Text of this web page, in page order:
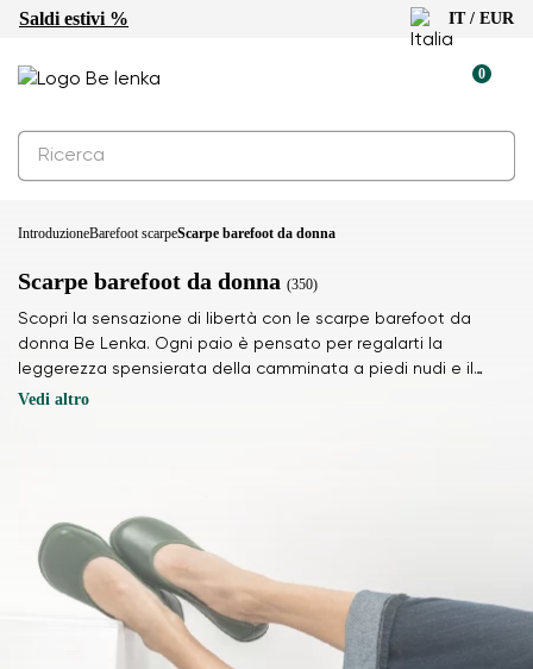
Saldi estivi % IT / EUR
0
IntroduzioneBarefoot scarpeScarpe barefoot da donna
Scarpe barefoot da donna (350)
Scopri la sensazione di libertà con le scarpe barefoot da
donna Be Lenka. Ogni paio è pensato per regalarti la
leggerezza spensierata della camminata a piedi nudi e il
comfort per tutta la giornata. Leggerezza a ogni passo.
Vedi altro